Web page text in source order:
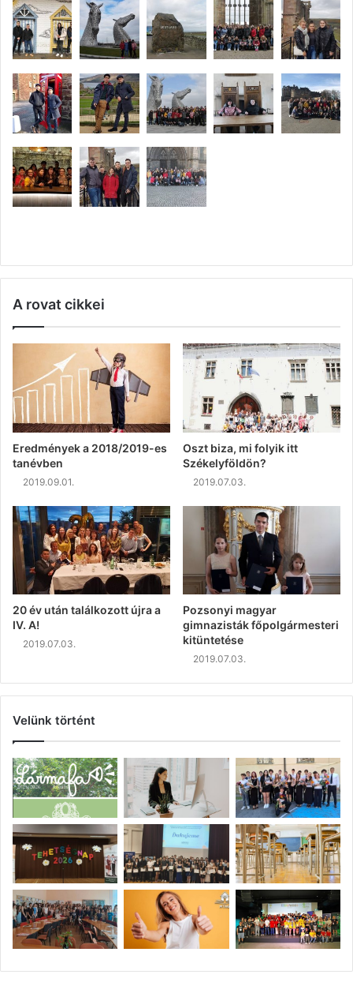
A rovat cikkei
Eredmények a 2018/2019-es
tanévben
2019.09.01.
Oszt biza, mi folyik itt
Székelyföldön?
2019.07.03.
20 év után találkozott újra a
IV. A!
2019.07.03.
Pozsonyi magyar
gimnazisták főpolgármesteri
kitüntetése
2019.07.03.
Velünk történt